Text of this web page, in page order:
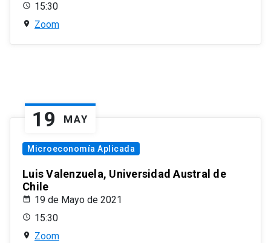
15:30
Zoom
19 MAY
Microeconomía Aplicada
Luis Valenzuela, Universidad Austral de
Chile
19 de Mayo de 2021
15:30
Zoom